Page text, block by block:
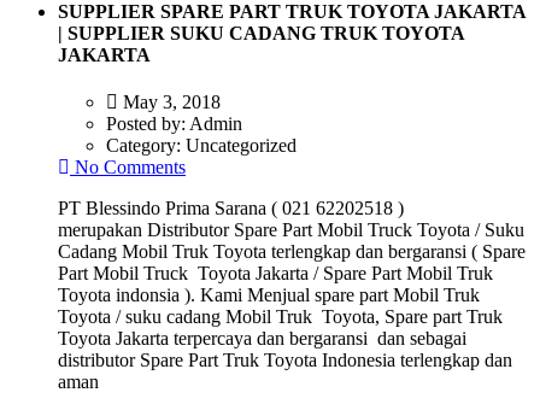
SUPPLIER SPARE PART TRUK TOYOTA JAKARTA
| SUPPLIER SUKU CADANG TRUK TOYOTA
JAKARTA
May 3, 2018
Posted by: Admin
Category: Uncategorized
No Comments
PT Blessindo Prima Sarana ( 021 62202518 )
merupakan Distributor Spare Part Mobil Truck Toyota / Suku
Cadang Mobil Truk Toyota terlengkap dan bergaransi ( Spare
Part Mobil Truck Toyota Jakarta / Spare Part Mobil Truk
Toyota indonsia ). Kami Menjual spare part Mobil Truk
Toyota / suku cadang Mobil Truk Toyota, Spare part Truk
Toyota Jakarta terpercaya dan bergaransi dan sebagai
distributor Spare Part Truk Toyota Indonesia terlengkap dan
aman